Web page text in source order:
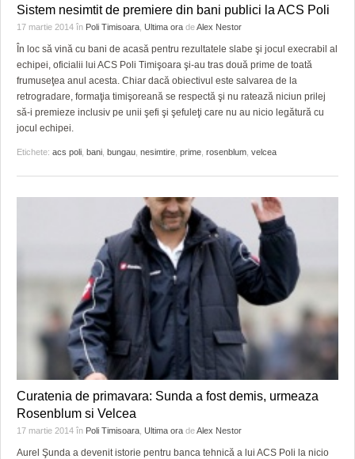
Sistem nesimtit de premiere din bani publici la ACS Poli
17 martie 2014 în Poli Timisoara, Ultima ora deAlex Nestor
În loc să vină cu bani de acasă pentru rezultatele slabe şi jocul execrabil al
echipei, oficialii lui ACS Poli Timişoara şi-au tras două prime de toată
frumuseţea anul acesta. Chiar dacă obiectivul este salvarea de la
retrogradare, formaţia timişoreană se respectă şi nu ratează niciun prilej
să-i premieze inclusiv pe unii şefi şi şefuleţi care nu au nicio legătură cu
jocul echipei.
Etichete: acs poli, bani, bungau, nesimtire, prime, rosenblum, velcea
Curatenia de primavara: Sunda a fost demis, urmeaza
Rosenblum si Velcea
17 martie 2014 în Poli Timisoara Ultima ora deAlex Nestor
Aurel Şunda a devenit istorie pentru banca tehnică a lui ACS Poli la nicio